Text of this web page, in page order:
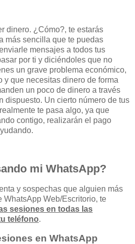
dinero. ¿Cómo?, te estarás
más sencilla que te puedas
mensajes a todos tus
por ti y diciéndoles que no
un grave problema económico,
y que necesitas dinero de forma
un poco de dinero a través
dispuesto. Un cierto número de tus
te pasa algo, ya que
contigo, realizarán el pago
mi WhatsApp?
y sospechas que alguien más
WhatsApp Web/Escritorio, te
sesiones en todas las
teléfono.
en WhatsApp